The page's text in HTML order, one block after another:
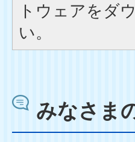
トウェアをダ
い。
みなさま